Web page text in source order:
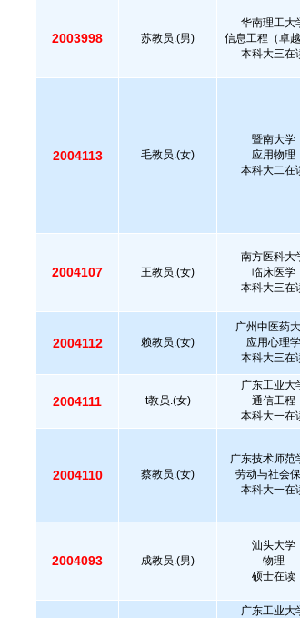
2003998 苏教员.(男)
华南理工大
信息工程（卓越
本科大三在
2004113 毛教员.(女)
暨南大学
应用物理
本科大二在
2004107 王教员.(女)
南方医科大
临床医学
本科大三在
2004112 赖教员.(女)
广州中医药
应用心理学
本科大三在
2004111 t教员.(女)
广东工业大
通信工程
本科大一在
2004110 蔡教员.(女)
广东技术师范
劳动与社会
本科大一在
2004093 成教员.(男)
汕头大学
物理
硕士在读
广东工业大